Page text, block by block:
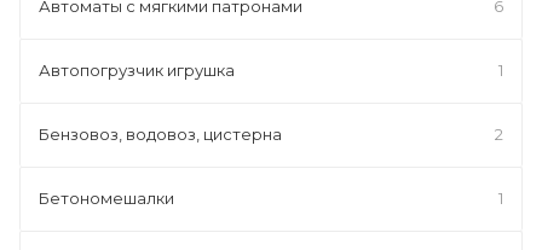
Автоматы с мягкими патронами 6
Автопогрузчик игрушка 1
Бензовоз, водовоз, цистерна 2
Бетономешалки 1